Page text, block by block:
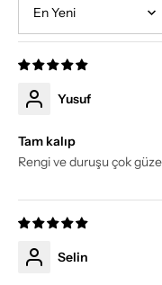
Sort by
Yusuf
Tam kalıp
Rengi ve duruşu çok
Selin